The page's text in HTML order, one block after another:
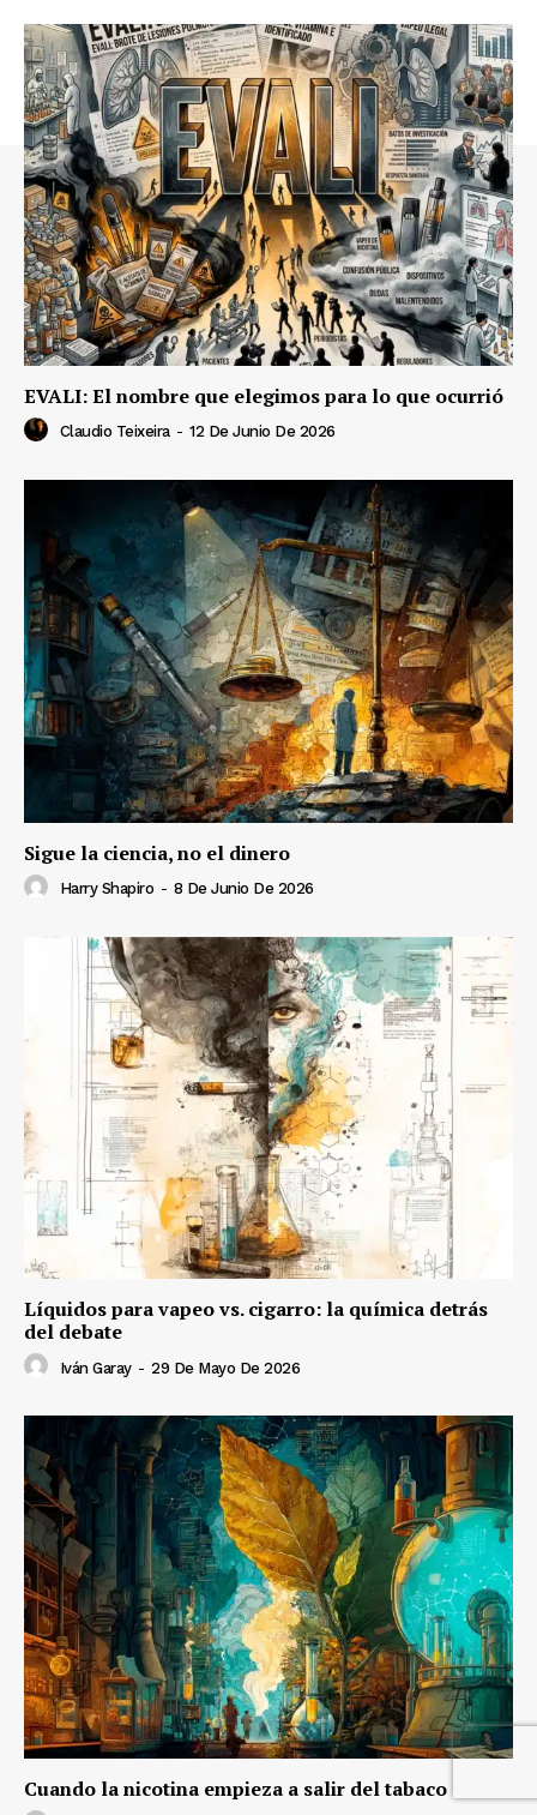
EVALI: El nombre que elegimos para lo que ocurrió
Claudio Teixeira - 12 De Junio De 2026
Sigue la ciencia, no el dinero
Harry Shapiro - 8 De Junio De 2026
Líquidos para vapeo vs. cigarro: la química detrás
del debate
Iván Garay - 29 De Mayo De 2026
Cuando la nicotina empieza a salir del tabaco